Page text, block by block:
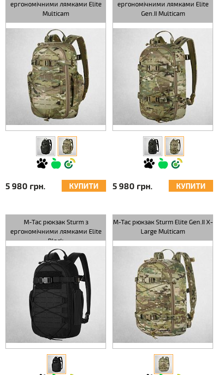
ергономічними лямками Elite
Multicam
5 980 грн. КУПИТИ
ергономічними лямками Elite
Gen.II Multicam
5 980 грн. КУПИТИ
M-Tac рюкзак Sturm з
ергономічними лямками Elite
Black
M-Tac рюкзак Sturm Elite Gen.II X-
Large Multicam